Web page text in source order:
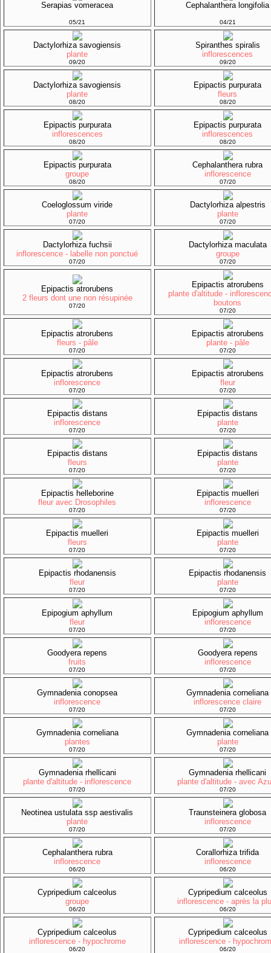
Serapias vomeracea
05/21
Cephalanthera longifolia
04/21
Dactylorhiza savogiensis
plante
09/20
Spiranthes spiralis
inflorescences
09/20
Dactylorhiza savogiensis
plante
08/20
Epipactis purpurata
fleurs
08/20
Epipactis purpurata
inflorescences
08/20
Epipactis purpurata
inflorescences
08/20
Epipactis purpurata
groupe
08/20
Cephalanthera rubra
inflorescence
07/20
Coeloglossum viride
plante
07/20
Dactylorhiza alpestris
plante
07/20
Dactylorhiza fuchsii
inflorescence - labelle non ponctué
07/20
Dactylorhiza maculata
groupe
07/20
Epipactis atrorubens
2 fleurs dont une non résupinée
07/20
Epipactis atrorubens
plante d'altitude -
boutons
07/20
Epipactis atrorubens
fleurs - pâle
07/20
Epipactis atrorubens
plante - pâle
07/20
Epipactis atrorubens
inflorescence
07/20
Epipactis atrorubens
fleur
07/20
Epipactis distans
inflorescence
07/20
Epipactis distans
plante
07/20
Epipactis distans
fleurs
07/20
Epipactis distans
plante
07/20
Epipactis helleborine
fleur avec Drosophiles
07/20
Epipactis muelleri
inflorescence
07/20
Epipactis muelleri
fleurs
07/20
Epipactis muelleri
plante
07/20
Epipactis rhodanensis
fleur
07/20
Epipactis rhodanensis
plante
07/20
Epipogium aphyllum
fleur
07/20
Epipogium aphyllum
inflorescence
07/20
Goodyera repens
fruits
07/20
Goodyera repens
inflorescence
07/20
Gymnadenia conopsea
inflorescence
07/20
Gymnadenia corneliana
inflorescence claire
07/20
Gymnadenia corneliana
plantes
07/20
Gymnadenia corneliana
plante
07/20
Gymnadenia rhellicani
plante d'altitude - inflorescence
07/20
Gymnadenia rhellicani
plante d'altitude - avec
07/20
Neotinea ustulata ssp aestivalis
plante
07/20
Traunsteinera globosa
inflorescence
07/20
Cephalanthera rubra
inflorescence
06/20
Corallorhiza trifida
inflorescence
06/20
Cypripedium calceolus
groupe
06/20
Cypripedium calceolus
inflorescence - après la
06/20
Cypripedium calceolus
inflorescence - hypochrome
06/20
Cypripedium calceolus
inflorescence -
06/20